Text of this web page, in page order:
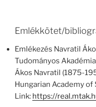
Emlékkötet/
Emlékezés Navratil
Tudományos
Ákos Navratil (1875-
Hungarian Academy of
Link: https://